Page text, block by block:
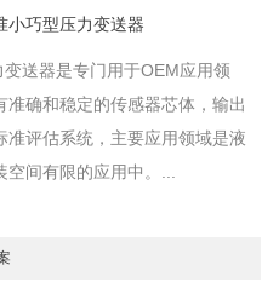
小巧型压力变送器
送器是专门用于OEM应用领
确和稳定的传感器芯体，输出
评估系统，主要应用领域是液
空间有限的应用中。...